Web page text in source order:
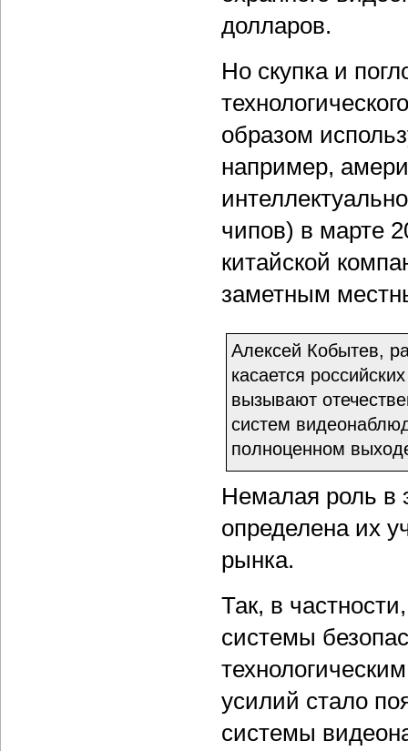
долларов.
Но скупка и
образом
например,
чипов) в марте
китайской
заметным
Алексей Кобытев,
касается
вызывают
систем
полноценном
Немалая роль в
определена их
рынка.
Так, в
системы
усилий стало
системы